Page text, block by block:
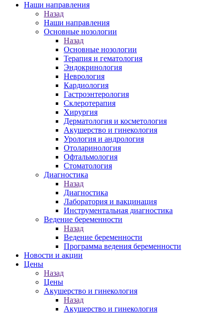
Наши направления
Назад
Наши направления
Основные нозологии
Назад
Основные нозологии
Терапия и гематология
Эндокринология
Неврология
Кардиология
Гастроэнтерология
Склеротерапия
Хирургия
Дерматология и косметология
Акушерство и гинекология
Урология и андрология
Отоларинология
Офтальмология
Стоматология
Диагностика
Назад
Диагностика
Лаборатория и вакцинация
Инструментальная диагностика
Ведение беременности
Назад
Ведение беременности
Программа ведения беременности
Новости и акции
Цены
Назад
Цены
Акушерство и гинекология
Назад
Акушерство и гинекология